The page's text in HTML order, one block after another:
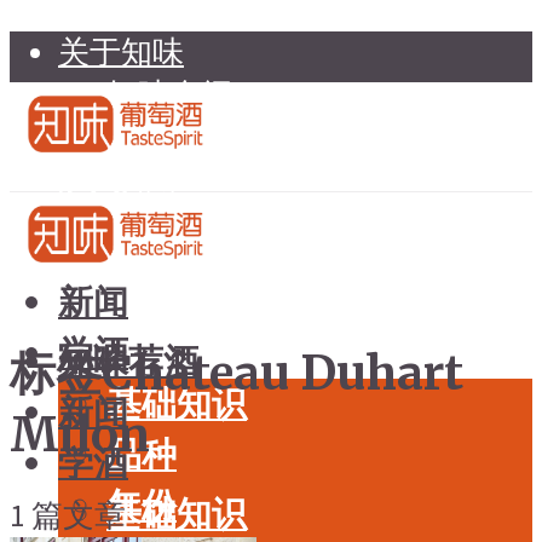
关于知味
知味介绍
知味专家顾问委员会
联系我们
知味荐酒
新闻
学酒
基础知识
品种
年份
知味荐酒
新闻
学酒
基础知识
标签Château Duhart
Milon
1 篇文章